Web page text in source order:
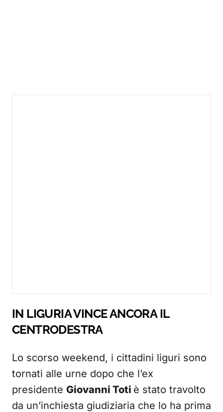
IN LIGURIA VINCE ANCORA IL
CENTRODESTRA
Lo scorso weekend, i cittadini liguri sono
tornati alle urne dopo che l’ex
presidente Giovanni Toti è stato travolto
da un’inchiesta giudiziaria che lo ha prima